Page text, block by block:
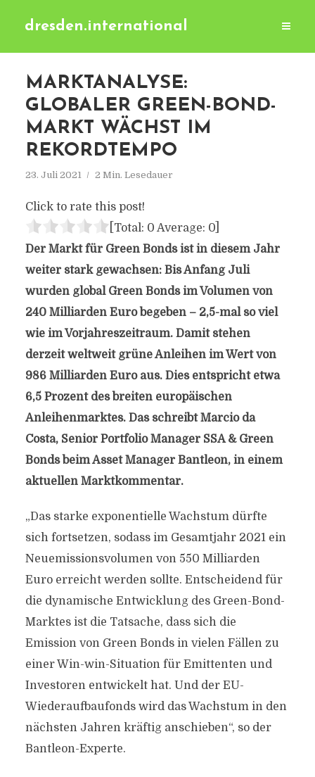
dresden.international
MARKTANALYSE:
GLOBALER GREEN-BOND-
MARKT WÄCHST IM
REKORDTEMPO
23. Juli 2021 2 Min. Lesedauer
Click to rate this post!
[Total: 0 Average: 0]
Der Markt für Green Bonds ist in diesem Jahr
weiter stark gewachsen: Bis Anfang Juli
wurden global Green Bonds im Volumen von
240 Milliarden Euro begeben – 2,5-mal so viel
wie im Vorjahreszeitraum. Damit stehen
derzeit weltweit grüne Anleihen im Wert von
986 Milliarden Euro aus. Dies entspricht etwa
6,5 Prozent des breiten europäischen
Anleihenmarktes. Das schreibt Marcio da
Costa, Senior Portfolio Manager SSA & Green
Bonds beim Asset Manager Bantleon, in einem
aktuellen Marktkommentar.
„Das starke exponentielle Wachstum dürfte
sich fortsetzen, sodass im Gesamtjahr 2021 ein
Neuemissionsvolumen von 550 Milliarden
Euro erreicht werden sollte. Entscheidend für
die dynamische Entwicklung des Green-Bond-
Marktes ist die Tatsache, dass sich die
Emission von Green Bonds in vielen Fällen zu
einer Win-win-Situation für Emittenten und
Investoren entwickelt hat. Und der EU-
Wiederaufbaufonds wird das Wachstum in den
nächsten Jahren kräftig anschieben“, so der
Bantleon-Experte.